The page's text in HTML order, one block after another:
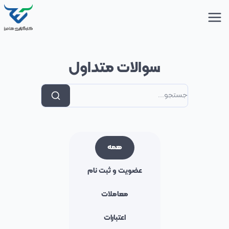
سوالات متداول
همه
عضویت و ثبت نام
معاملات
اعتبارات